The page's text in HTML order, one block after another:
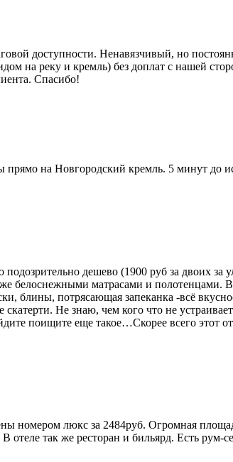
доступности. Ненавязчивый, но
на реку и кремль) без доплат с нашей
Спасибо!
на Новгородский кремль. 5 минут до
дешево (1900 руб за двоих
белоснежными матрасами и полотенцами.
потрясающая запеканка -всё
Не знаю, чем кого что не
поищите еще такое…Скорее всего этот
номером люкс за 2484руб. Огромная
отеле так же ресторан и бильярд. Есть